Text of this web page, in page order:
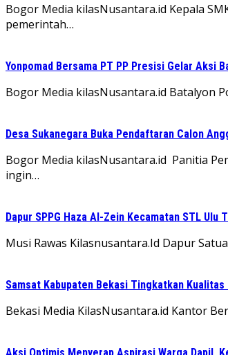
Bogor Media kilasNusantara.id Kepala
pemerintah…
Yonpomad Bersama PT PP Presisi Gelar Aksi
Bogor Media kilasNusantara.id Batalyon
Desa Sukanegara Buka Pendaftaran Calon
Bogor Media kilasNusantara.id Panitia
ingin…
Dapur SPPG Haza Al-Zein Kecamatan STL
Musi Rawas Kilasnusantara.Id Dapur
Samsat Kabupaten Bekasi Tingkatkan
Bekasi Media KilasNusantara.id Kantor
Aksi Optimis Menyerap Aspirasi Warga Dapil,